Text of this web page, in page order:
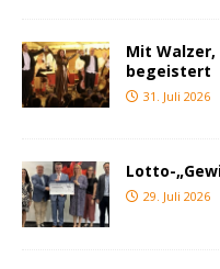
Mit
begeistert
31. Juli 2026
Lotto-
29. Juli 2026